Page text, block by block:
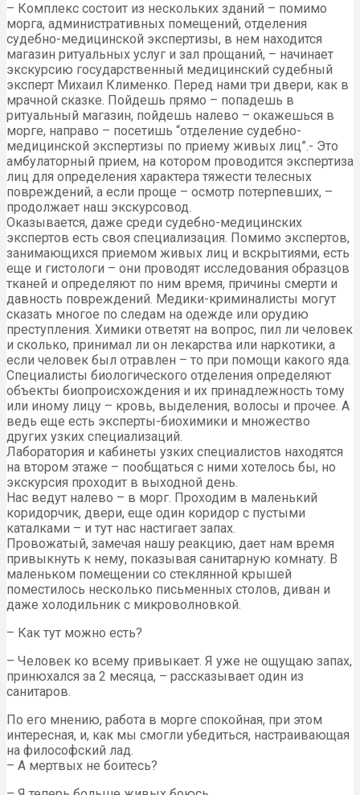
– Комплекс состоит из нескольких зданий – помимо
морга, административных помещений, отделения
судебно-медицинской экспертизы, в нем находится
магазин ритуальных услуг и зал прощаний, – начинает
экскурсию государственный медицинский судебный
эксперт Михаил Клименко. Перед нами три двери, как в
мрачной сказке. Пойдешь прямо – попадешь в
ритуальный магазин, пойдешь налево – окажешься в
морге, направо – посетишь “отделение судебно-
медицинской экспертизы по приему живых лиц”.- Это
амбулаторный прием, на котором проводится экспертиза
лиц для определения характера тяжести телесных
повреждений, а если проще – осмотр потерпевших, –
продолжает наш экскурсовод.
Оказывается, даже среди судебно-медицинских
экспертов есть своя специализация. Помимо экспертов,
занимающихся приемом живых лиц и вскрытиями, есть
еще и гистологи – они проводят исследования образцов
тканей и определяют по ним время, причины смерти и
давность повреждений. Медики-криминалисты могут
сказать многое по следам на одежде или орудию
преступления. Химики ответят на вопрос, пил ли человек
и сколько, принимал ли он лекарства или наркотики, а
если человек был отравлен – то при помощи какого яда.
Специалисты биологического отделения определяют
объекты биопроисхождения и их принадлежность тому
или иному лицу – кровь, выделения, волосы и прочее. А
ведь еще есть эксперты-биохимики и множество
других узких специализаций.
Лаборатория и кабинеты узких специалистов находятся
на втором этаже – пообщаться с ними хотелось бы, но
экскурсия проходит в выходной день.
Нас ведут налево – в морг. Проходим в маленький
коридорчик, двери, еще один коридор с пустыми
каталками – и тут нас настигает запах.
Провожатый, замечая нашу реакцию, дает нам время
привыкнуть к нему, показывая санитарную комнату. В
маленьком помещении со стеклянной крышей
поместилось несколько письменных столов, диван и
даже холодильник с микроволновкой.
– Как тут можно есть?
– Человек ко всему привыкает. Я уже не ощущаю запах,
принюхался за 2 месяца, – рассказывает один из
санитаров.
По его мнению, работа в морге спокойная, при этом
интересная, и, как мы смогли убедиться, настраивающая
на философский лад.
– А мертвых не боитесь?